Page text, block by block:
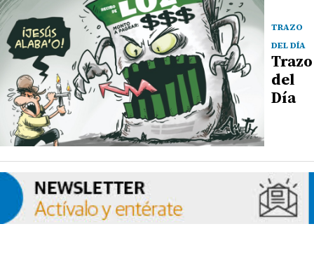
TRAZO
DEL DÍA
Trazo
del
Día